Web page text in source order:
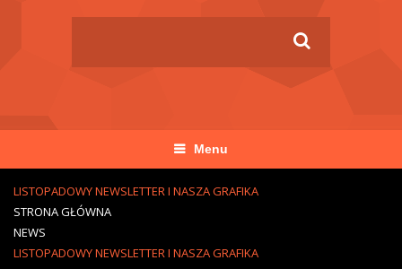
Menu
LISTOPADOWY NEWSLETTER I NASZA GRAFIKA
STRONA GŁÓWNA
NEWS
LISTOPADOWY NEWSLETTER I NASZA GRAFIKA